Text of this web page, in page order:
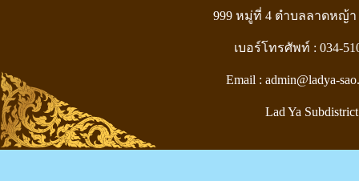
999 หมู่ที่ 4 ตำบลลาดหญ้า
เบอร์โทรศัพท์ : 034-
Email : admin@ladya-
Lad Ya